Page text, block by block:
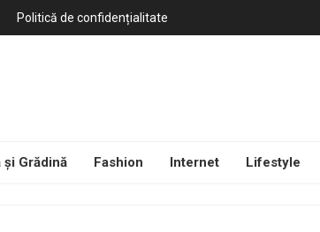
Politică de confidențialitate
și Grădină Fashion Internet Lifestyle